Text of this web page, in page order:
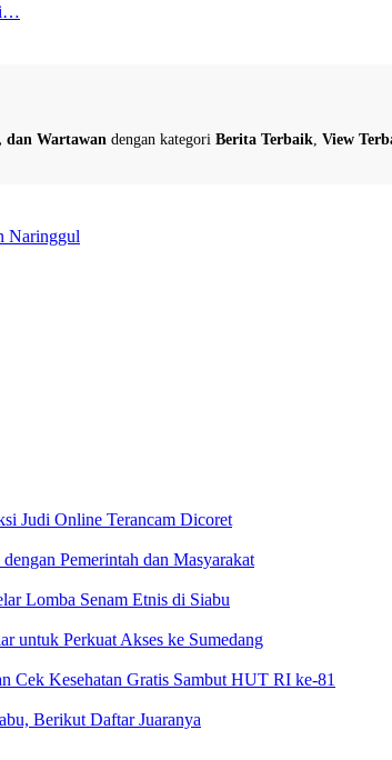
Wartawan dengan kategori Berita Terbaik View
Naringgul
Judi Online Terancam Dicoret
Pemerintah dan Masyarakat
Lomba Senam Etnis di Siabu
untuk Perkuat Akses ke Sumedang
Cek Kesehatan Gratis Sambut HUT RI ke-81
Berikut Daftar Juaranya